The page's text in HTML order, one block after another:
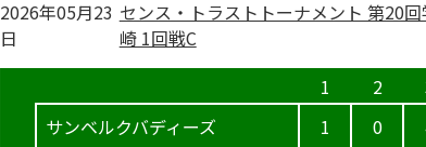
2026年05月23
日
センス・トラストトーナメント 第20
崎 1回戦C
サンベルクバディーズ
1
0